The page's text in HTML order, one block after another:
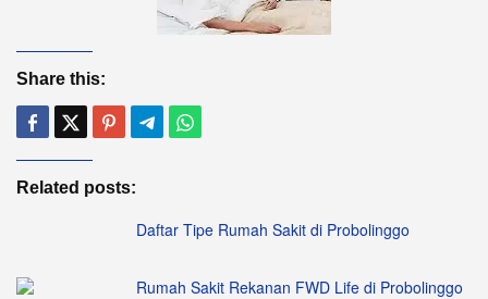
Share this:
Related posts:
Daftar Tipe Rumah Sakit di Probolinggo
Rumah Sakit Rekanan FWD Life di Probolinggo